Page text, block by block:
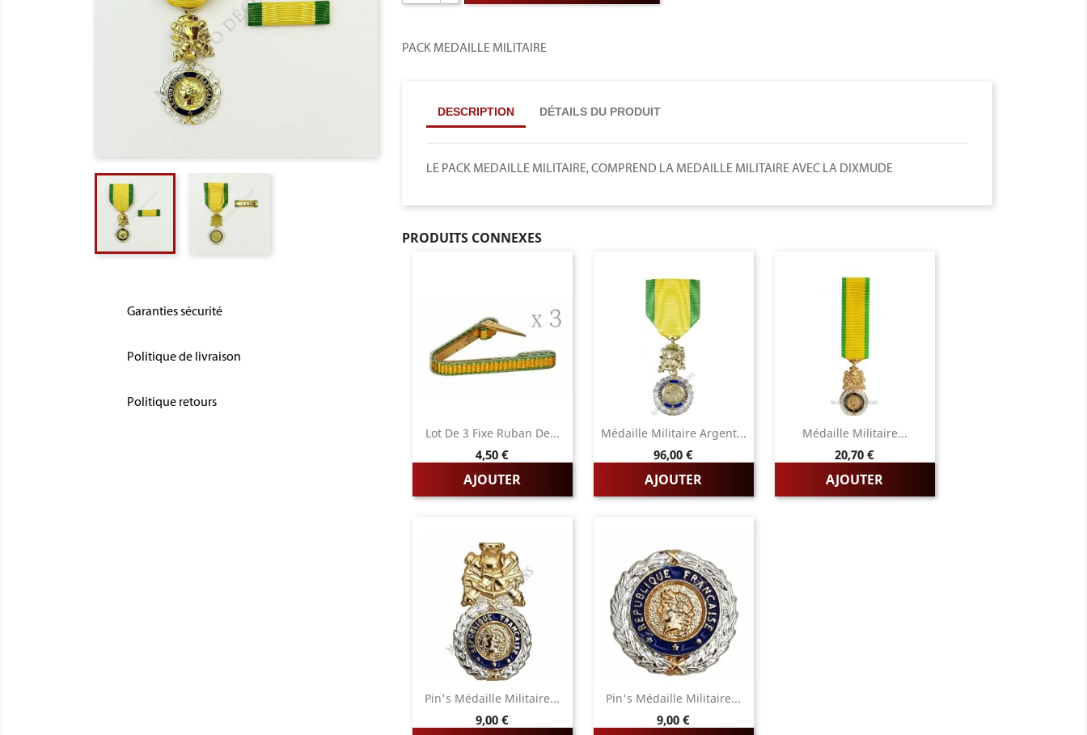
Garanties sécurité
Politique de livraison
Politique retours
PACK MEDAILLE MILITAIRE
DESCRIPTION DÉTAILS DU PRODUIT
LE PACK MEDAILLE MILITAIRE, COMPREND LA MEDAILLE MILITAIRE AVEC LA DIXMUDE
PRODUITS CONNEXES
Lot De 3 Fixe Ruban De...
Prix
4,50 €
AJOUTER
Médaille Militaire Argent...
Prix
96,00 €
AJOUTER
Médaille Militaire...
Prix
20,70 €
AJOUTER
Pin's Médaille Militaire...
Prix
9,00 €
Pin's Médaille Militaire...
Prix
9,00 €